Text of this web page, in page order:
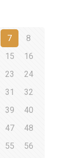
7
8
15
16
23
24
31
32
39
40
47
48
55
56